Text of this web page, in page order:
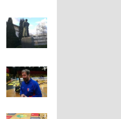
4
1
3